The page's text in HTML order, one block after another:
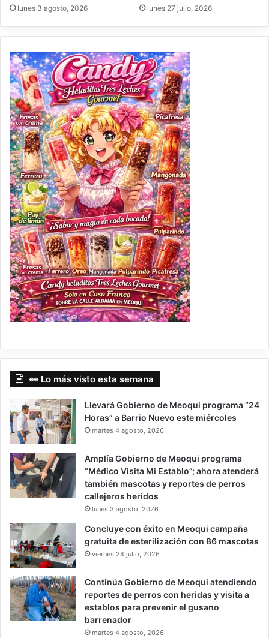
lunes 3 agosto, 2026 lunes 27 julio, 2026
👀 Lo más visto esta semana
Llevará Gobierno de Meoqui programa “24
Horas” a Barrio Nuevo este miércoles
martes 4 agosto, 2026
Amplía Gobierno de Meoqui programa
“Médico Visita Mi Establo”; ahora atenderá
también mascotas y reportes de perros
callejeros heridos
lunes 3 agosto, 2026
Concluye con éxito en Meoqui campaña
gratuita de esterilización con 86 mascotas
viernes 24 julio, 2026
Continúa Gobierno de Meoqui atendiendo
reportes de perros con heridas y visita a
establos para prevenir el gusano
barrenador
martes 4 agosto, 2026